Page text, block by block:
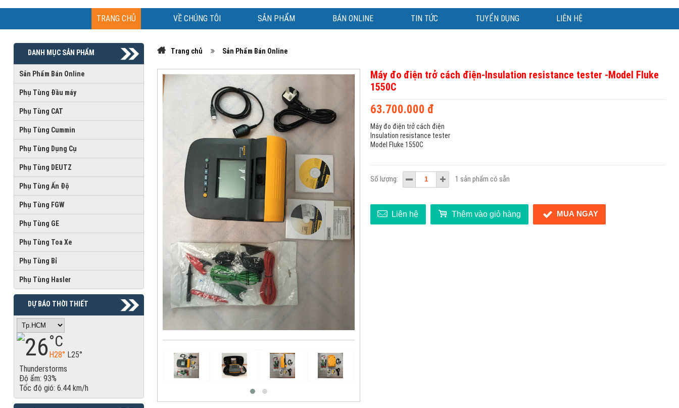
TRANG CHỦ VỀ CHÚNG TÔI SẢN PHẨM BÁN ONLINE TIN TỨC TUYỂN DỤNG LIÊN HỆ
DANH MỤC SẢN PHẨM
Sản Phẩm Bán Online
Phụ Tùng Đầu máy
Phụ Tùng CAT
Phụ Tùng Cummin
Phụ Tùng Dụng Cụ
Phụ Tùng DEUTZ
Phụ Tùng Ấn Độ
Phụ Tùng FGW
Phụ Tùng GE
Phụ Tùng Toa Xe
Phụ Tùng Bỉ
Phụ Tùng Hasler
DỰ BÁO THỜI THIẾT
26°C
H28° L25°
Thunderstorms
Độ ẩm: 93%
Tốc độ gió: 6.44 km/h
Trang chủ Sản Phẩm Bán Online
Máy đo điện trở cách điện-Insulation resistance tester -Model Fluke
1550C
63.700.000 đ
Máy đo điện trở cách điện
Insulation resistance tester
Model Fluke 1550C
Số lượng: 1 sản phẩm có sẵn
Liên hệ Thêm vào giỏ hàng MUA NGAY